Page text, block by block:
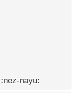
nayu: